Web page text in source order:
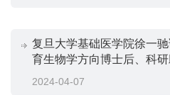
复旦大学基础医学院徐一
育生物学方向博士后、科
2024-04-07